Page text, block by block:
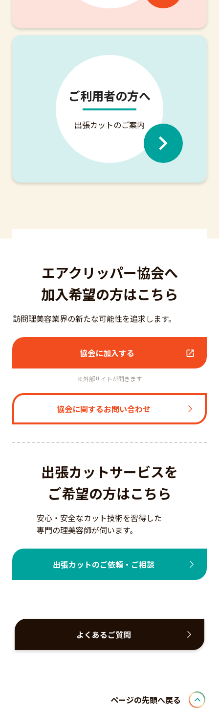
ご利用者の方へ
出張カットのご案内
エアクリッパー協会へ
加入希望の方はこちら
訪問理美容業界の新たな可能性を追求します。
協会に加入する
※外部サイトが開きます
協会に関するお問い合わせ
出張カットサービスを
ご希望の方はこちら
安心・安全なカット技術を習得した
専門の理美容師が伺います。
出張カットのご依頼・ご相談
よくあるご質問
ページの先頭へ戻る